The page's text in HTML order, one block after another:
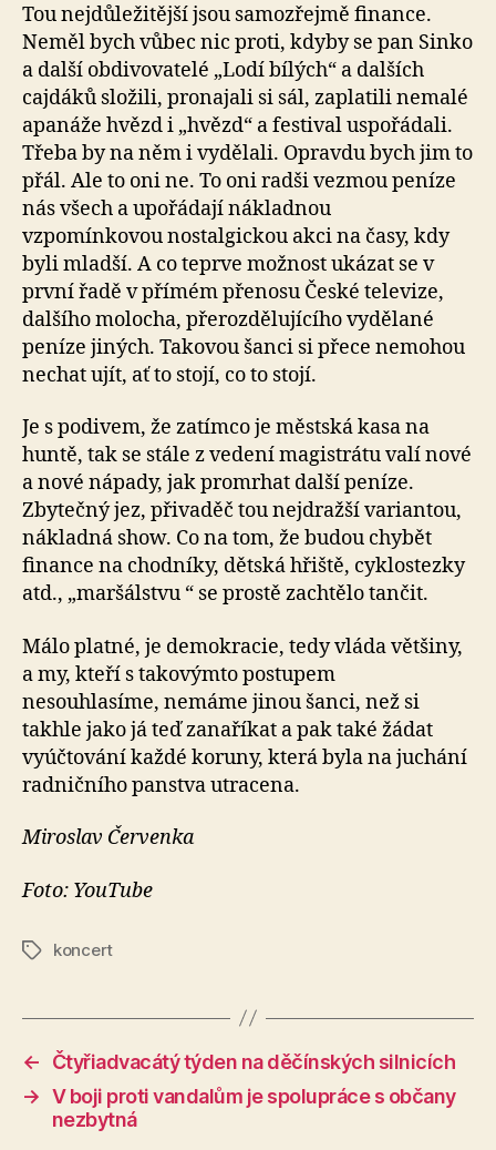
Tou nejdůležitější jsou samozřejmě finance.
Neměl bych vůbec nic proti, kdyby se pan Sinko
a další obdivovatelé „Lodí bílých“ a dalších
cajdáků složili, pronajali si sál, zaplatili nemalé
apanáže hvězd i „hvězd“ a festival uspořádali.
Třeba by na něm i vydělali. Opravdu bych jim to
přál. Ale to oni ne. To oni radši vezmou peníze
nás všech a upořádají nákladnou
vzpomínkovou nostalgickou akci na časy, kdy
byli mladší. A co teprve možnost ukázat se v
první řadě v přímém přenosu České televize,
dalšího molocha, přerozdělujícího vydělané
peníze jiných. Takovou šanci si přece nemohou
nechat ujít, ať to stojí, co to stojí.
Je s podivem, že zatímco je městská kasa na
huntě, tak se stále z vedení magistrátu valí nové
a nové nápady, jak promrhat další peníze.
Zbytečný jez, přivaděč tou nejdražší variantou,
nákladná show. Co na tom, že budou chybět
finance na chodníky, dětská hřiště, cyklostezky
atd., „maršálstvu “ se prostě zachtělo tančit.
Málo platné, je demokracie, tedy vláda většiny,
a my, kteří s takovýmto postupem
nesouhlasíme, nemáme jinou šanci, než si
takhle jako já teď zanaříkat a pak také žádat
vyúčtování každé koruny, která byla na juchání
radničního panstva utracena.
Miroslav Červenka
Foto: YouTube
Štítkykoncert
←
Čtyřiadvacátý týden na děčínských silnicích
→ V boji proti vandalům je spolupráce s občany
nezbytná